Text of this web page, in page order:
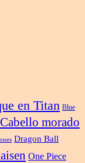
en Titan Blue
Cabello morado
Dragon Ball
One Piece